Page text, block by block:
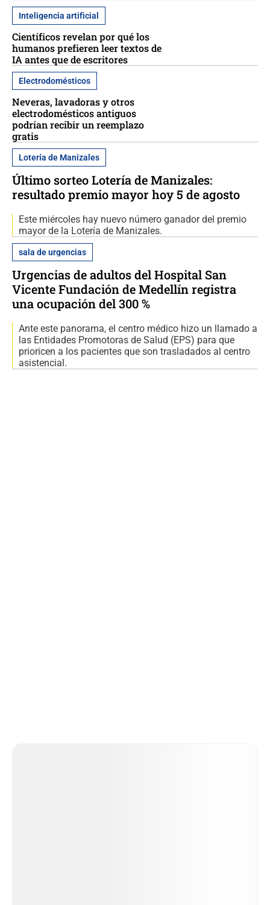
Inteligencia artificial
Científicos revelan por qué los
humanos prefieren leer textos de
IA antes que de escritores
Electrodomésticos
Neveras, lavadoras y otros
electrodomésticos antiguos
podrían recibir un reemplazo
gratis
Lotería de Manizales
Último sorteo Lotería de Manizales:
resultado premio mayor hoy 5 de agosto
Este miércoles hay nuevo número ganador del premio
mayor de la Lotería de Manizales.
sala de urgencias
Urgencias de adultos del Hospital San
Vicente Fundación de Medellín registra
una ocupación del 300 %
Ante este panorama, el centro médico hizo un llamado a
las Entidades Promotoras de Salud (EPS) para que
prioricen a los pacientes que son trasladados al centro
asistencial.